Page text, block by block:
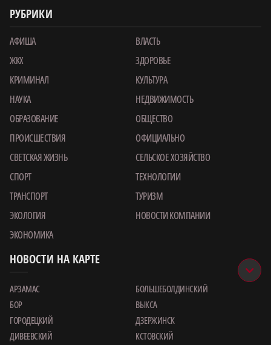
РУБРИКИ
АФИША
ВЛАСТЬ
ЖКХ
ЗДОРОВЬЕ
КРИМИНАЛ
КУЛЬТУРА
НАУКА
НЕДВИЖИМОСТЬ
ОБРАЗОВАНИЕ
ОБЩЕСТВО
ПРОИСШЕСТВИЯ
ОФИЦИАЛЬНО
СВЕТСКАЯ ЖИЗНЬ
СЕЛЬСКОЕ ХОЗЯЙСТВО
СПОРТ
ТЕХНОЛОГИИ
ТРАНСПОРТ
ТУРИЗМ
ЭКОЛОГИЯ
НОВОСТИ КОМПАНИИ
ЭКОНОМИКА
НОВОСТИ НА КАРТЕ
АРЗАМАС
БОЛЬШЕБОЛДИНСКИЙ
БОР
ВЫКСА
ГОРОДЕЦКИЙ
ДЗЕРЖИНСК
ДИВЕЕВСКИЙ
КСТОВСКИЙ